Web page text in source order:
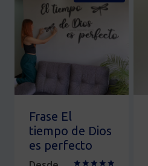
Frase El
tiempo de Dios
es perfecto